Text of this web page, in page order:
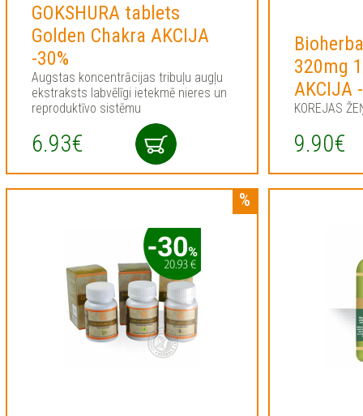
GOKSHURA tablets
Golden Chakra AKCIJA
-30%
Augstas koncentrācijas tribuļu augļu
ekstraksts labvēlīgi ietekmē nieres un
reproduktīvo sistēmu
6.93€
320mg
AKCIJA
KOREJAS
9.90€